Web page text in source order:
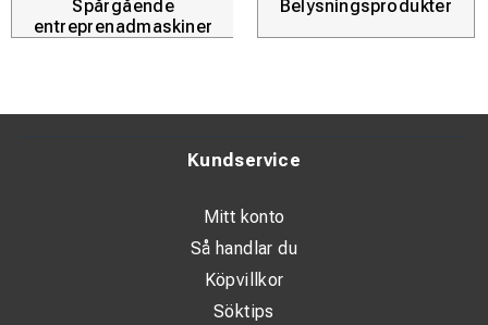
Spårgående
entreprenadmaskiner
Belysningsprodukter
Kundservice
Mitt konto
Så handlar du
Köpvillkor
Söktips